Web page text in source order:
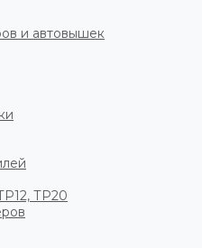
и автовышек
ТР20